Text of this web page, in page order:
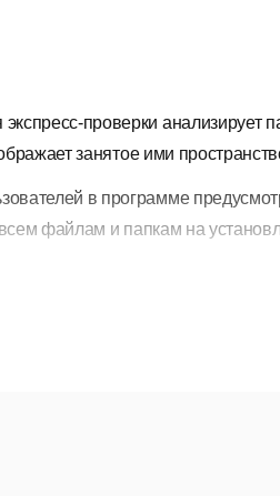
проверки анализирует
занятое ими
в программе
файлам и папкам на
или иного